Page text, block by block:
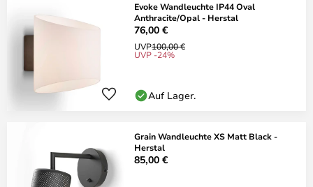
Evoke Wandleuchte IP44 Oval
Anthracite/Opal - Herstal
76,00 €
UVP100,00 €
UVP -24%
Auf Lager.
Grain Wandleuchte XS Matt Black -
Herstal
85,00 €